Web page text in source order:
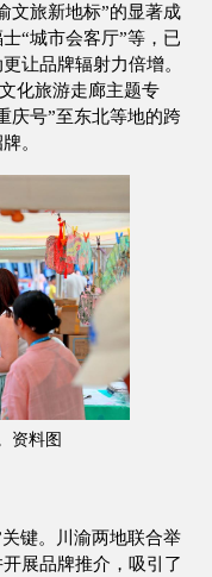
文旅新地标”的显著成
“城市会客厅”等，已
让品牌辐射力倍增。
化旅游走廊主题专
庆号”至东北等地的跨
。
资料图
键。川渝两地联合举
展品牌推介，吸引了